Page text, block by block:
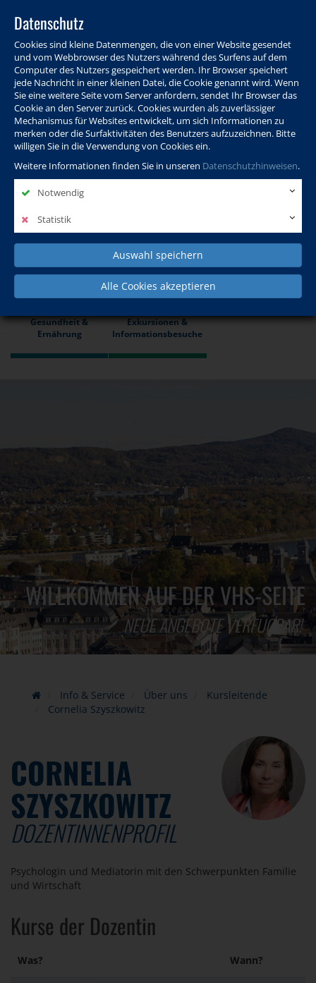
Datenschutz
Cookies sind kleine Datenmengen, die von einer Website gesendet
und vom Webbrowser des Nutzers während des Surfens auf dem
Computer des Nutzers gespeichert werden. Ihr Browser speichert
jede Nachricht in einer kleinen Datei, die Cookie genannt wird. Wenn
Sie eine weitere Seite vom Server anfordern, sendet Ihr Browser das
Cookie an den Server zurück. Cookies wurden als zuverlässiger
Mechanismus für Websites entwickelt, um sich Informationen zu
merken oder die Surfaktivitäten des Benutzers aufzuzeichnen. Bitte
willigen Sie in die Verwendung von Cookies ein.
Weitere Informationen finden Sie in unseren Datenschutzhinweisen.
Notwendig
Statistik
Auswahl speichern
Alle Cookies akzeptieren
Programm Info & Service Aktuelles Warenkorb Login
Ansprechpersonen Kontakt Sitemap
Politik, Wissenschaft &
Internationales
Beruf, IT & Digitales
Gesundheit &
Ernährung
Exkursionen &
Informationsbesuche
WILLKOMMEN AUF DER VHS-SEITE
NEUE ANGEBOTE VERFÜGBAR!
Info & Service Über uns
Kursleitende
Cornelia Szyszkowitz
CORNELIA
SZYSZKOWITZ
DOZENTINNENPROFIL
Psychologin und Mediatorin mit den Schwerpunkten Familie
und Wirtschaft
Kurse der Dozentin
Was? Wann?